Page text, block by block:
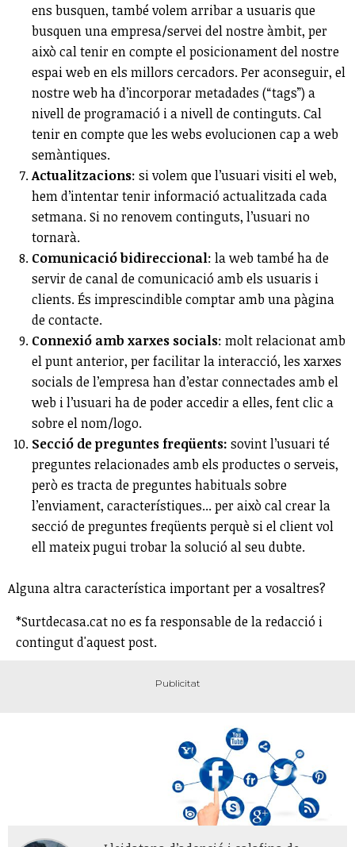
ens busquen, també volem arribar a usuaris que
busquen una empresa/servei del nostre àmbit, per
això cal tenir en compte el posicionament del nostre
espai web en els millors cercadors. Per aconseguir, el
nostre web ha d’incorporar metadades (“tags”) a
nivell de programació i a nivell de continguts. Cal
tenir en compte que les webs evolucionen cap a web
semàntiques.
Actualitzacions: si volem que l’usuari visiti el web,
hem d’intentar tenir informació actualitzada cada
setmana. Si no renovem continguts, l’usuari no
tornarà.
Comunicació bidireccional: la web també ha de
servir de canal de comunicació amb els usuaris i
clients. És imprescindible comptar amb una pàgina
de contacte.
Connexió amb xarxes socials: molt relacionat amb
el punt anterior, per facilitar la interacció, les xarxes
socials de l’empresa han d’estar connectades amb el
web i l’usuari ha de poder accedir a elles, fent clic a
sobre el nom/logo.
Secció de preguntes freqüents: sovint l’usuari té
preguntes relacionades amb els productes o serveis,
però es tracta de preguntes habituals sobre
l’enviament, característiques... per això cal crear la
secció de preguntes freqüents perquè si el client vol
ell mateix pugui trobar la solució al seu dubte.
Alguna altra característica important per a vosaltres?
*Surtdecasa.cat no es fa responsable de la redacció i
contingut d'aquest post.